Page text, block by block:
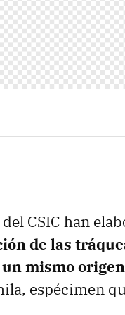
CSIC han
de las
mismo origen
espécimen